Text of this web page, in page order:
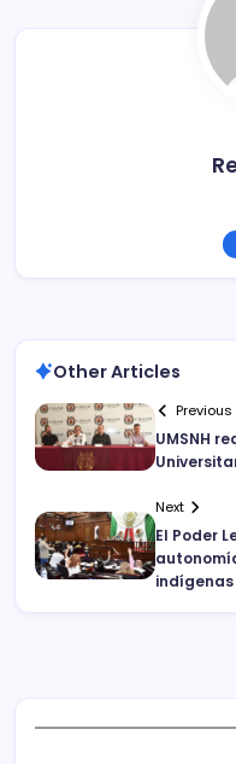
Other Articles
Previous
UMSNH
Next
El Poder